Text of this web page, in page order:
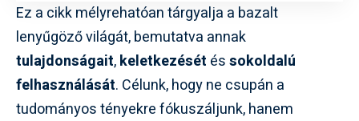
Ez a cikk mélyrehatóan tárgyalja a bazalt
lenyűgöző világát, bemutatva annak
tulajdonságait,keletkezését éssokoldalú
felhasználását. Célunk, hogy ne csupán a
tudományos tényekre fókuszáljunk, hanem